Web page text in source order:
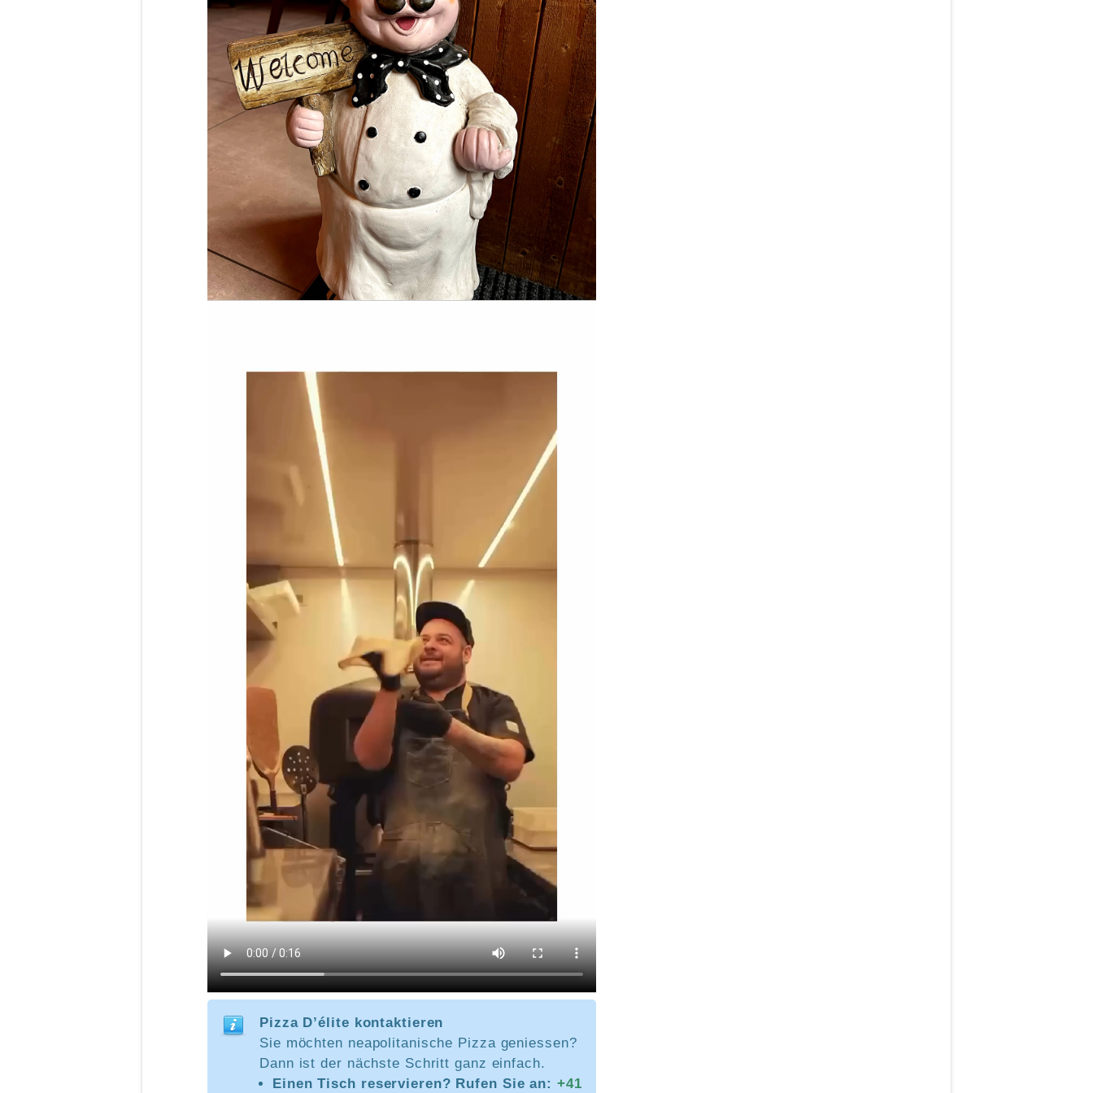
Pizza D’élite kontaktieren
Sie möchten neapolitanische Pizza geniessen?
Dann ist der nächste Schritt ganz einfach.
Einen Tisch reservieren? Rufen Sie an:+41